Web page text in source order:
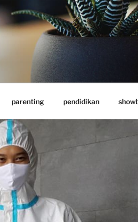
parenting pendidikan